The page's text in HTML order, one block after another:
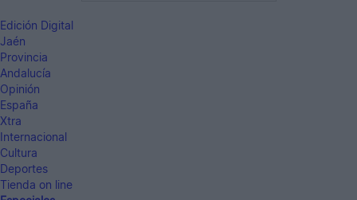
Edición Digital
Jaén
Provincia
Andalucía
Opinión
España
Xtra
Internacional
Cultura
Deportes
Tienda on line